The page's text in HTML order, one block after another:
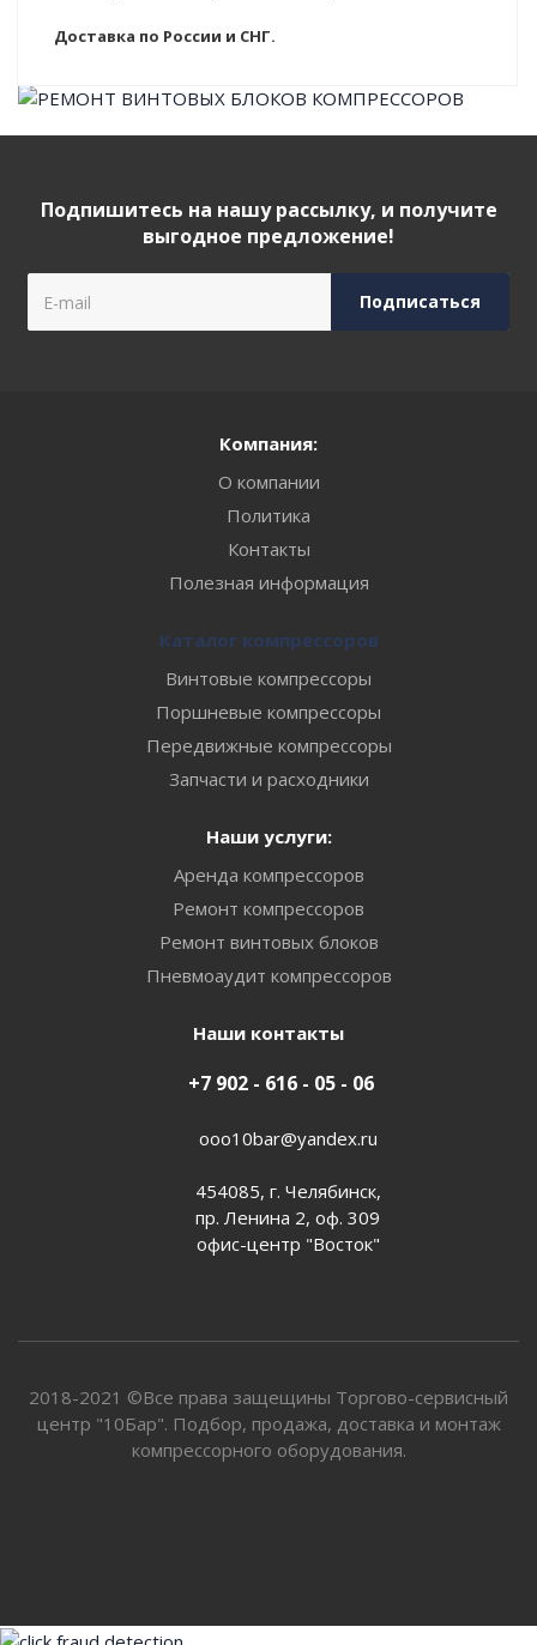
Доставка по России и СНГ.
Подпишитесь на нашу рассылку, и получите
выгодное предложение!
Компания:
О компании
Политика
Контакты
Полезная информация
Каталог компрессоров
Винтовые компрессоры
Поршневые компрессоры
Передвижные компрессоры
Запчасти и расходники
Наши услуги:
Аренда компрессоров
Ремонт компрессоров
Ремонт винтовых блоков
Пневмоаудит компрессоров
Наши контакты
+7 902 - 616 - 05 - 06
ooo10bar@yandex.ru
454085, г. Челябинск,
пр. Ленина 2, оф. 309
офис-центр "Восток"
2018-2021 ©Все права защещины Торгово-сервисный
центр "10Бар". Подбор, продажа, доставка и монтаж
компрессорного оборудования.